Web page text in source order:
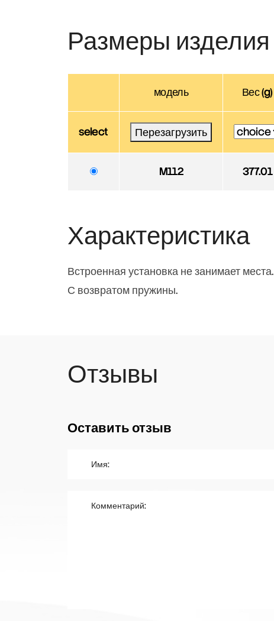
Размеры изделия
модель Вес (g)
select Перезагрузить
M112 377.01
Характеристика
Встроенная установка не занимает места.
С возвратом пружины.
Отзывы
Оставить отзыв